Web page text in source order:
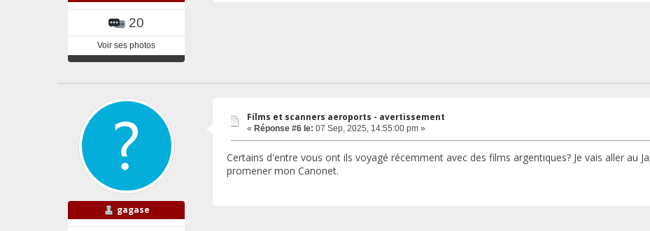
20
Voir ses photos
gagase
Films et scanners aeroports - avertissement
« Réponse #6 le: 07 Sep, 2025, 14:55:00 pm »
Certains d'entre vous ont ils voyagé récemment avec des films argentiques? Je vais aller au
promener mon Canonet.